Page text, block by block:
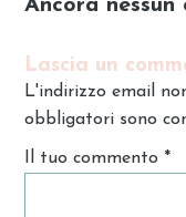
Ancora nessun
Lascia un
L'indirizzo email
obbligatori sono
Il tuo commento *